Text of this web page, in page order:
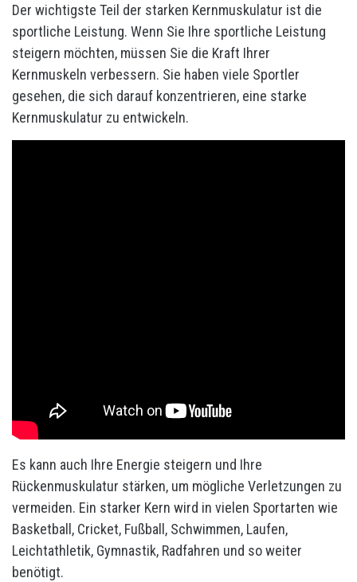
Der wichtigste Teil der starken Kernmuskulatur ist die
sportliche Leistung. Wenn Sie Ihre sportliche Leistung
steigern möchten, müssen Sie die Kraft Ihrer
Kernmuskeln verbessern. Sie haben viele Sportler
gesehen, die sich darauf konzentrieren, eine starke
Kernmuskulatur zu entwickeln.
Es kann auch Ihre Energie steigern und Ihre
Rückenmuskulatur stärken, um mögliche Verletzungen zu
vermeiden. Ein starker Kern wird in vielen Sportarten wie
Basketball, Cricket, Fußball, Schwimmen, Laufen,
Leichtathletik, Gymnastik, Radfahren und so weiter
benötigt.